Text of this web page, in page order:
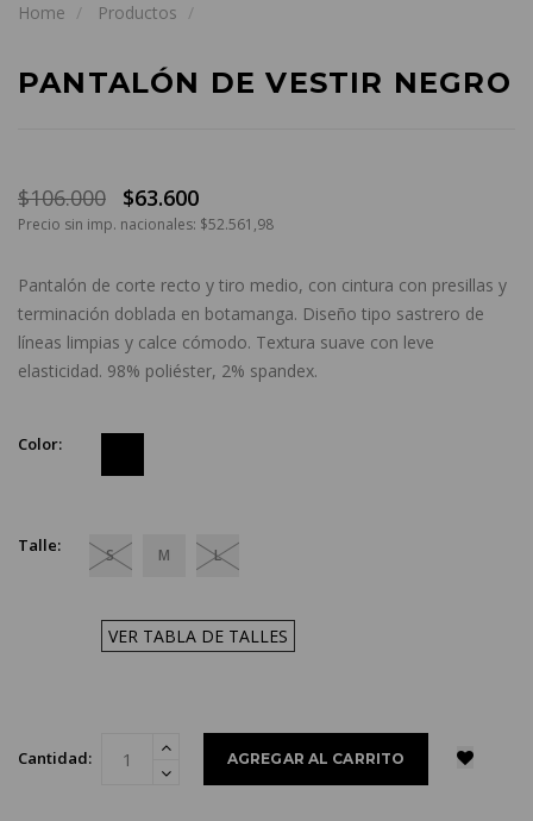
Home Productos
PANTALÓN DE VESTIR NEGRO
$106.000 $63.600
Precio sin imp. nacionales: $52.561,98
Pantalón de corte recto y tiro medio, con cintura con presillas y
terminación doblada en botamanga. Diseño tipo sastrero de
líneas limpias y calce cómodo. Textura suave con leve
elasticidad. 98% poliéster, 2% spandex.
Color:
Talle: S M L
VER TABLA DE TALLES
Cantidad: